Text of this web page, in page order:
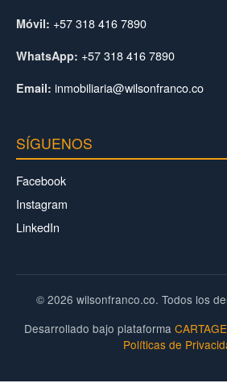
Móvil: +57 318 416 7890
WhatsApp: +57 318 416 7890
Email: inmobiliaria@wilsonfranco.co
SÍGUENOS
Facebook
Instagram
LinkedIn
© 2026 wilsonfranco.co. Todos los
Desarrollado bajo plataforma
Políticas de